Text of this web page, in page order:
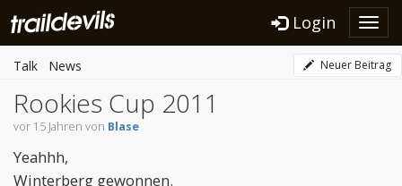
Login
Talk News Neuer Beitrag
Rookies Cup 2011
vor 15 Jahren von Blase
Yeahhh,
Winterberg gewonnen.